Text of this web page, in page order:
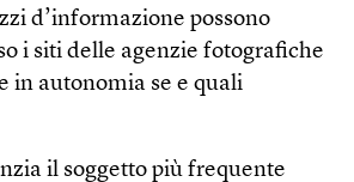
d’informazione possono
i siti delle agenzie fotografiche
in autonomia se e quali
il soggetto più frequente